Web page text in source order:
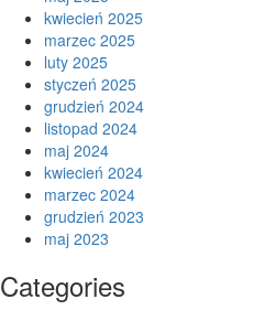
kwiecień 2025
marzec 2025
luty 2025
styczeń 2025
grudzień 2024
listopad 2024
maj 2024
kwiecień 2024
marzec 2024
grudzień 2023
maj 2023
Categories